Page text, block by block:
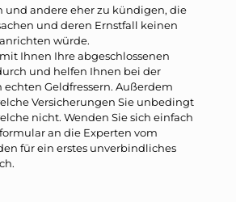
und andere eher zu kündigen, die
und deren Ernstfall keinen
würde.
Ihnen Ihre abgeschlossenen
und helfen Ihnen bei der
Geldfressern. Außerdem
Versicherungen Sie unbedingt
nicht. Wenden Sie sich einfach
an die Experten vom
für ein erstes unverbindliches